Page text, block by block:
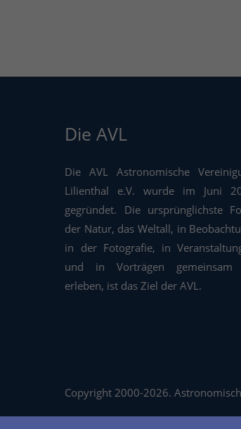
Die AVL
Die AVL Astronomische
Lilienthal e.V. wurde im Juni
gegründet. Die ursprünglichste
der Natur, das Weltall, in
in der Fotografie, in
und in Vorträgen gemeinsam
erleben, ist das Ziel der AVL.
Copyright 2000-2026.